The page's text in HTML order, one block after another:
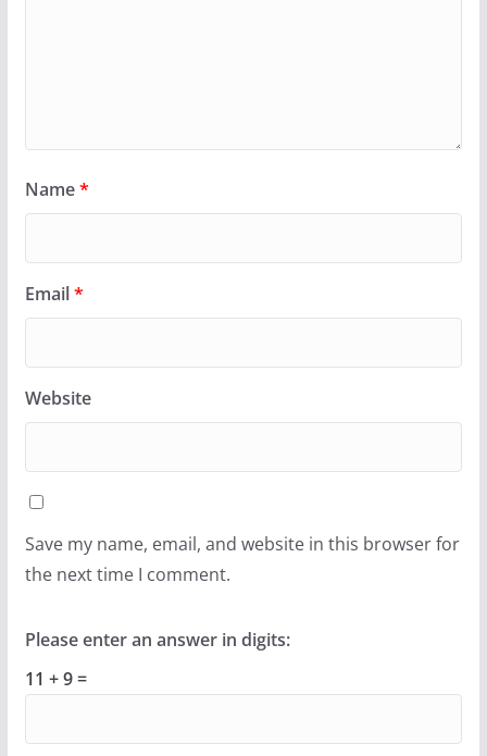
Name*
Email*
Website
Save my name, email, and website in this browser for
the next time I comment.
Please enter an answer in digits:
11 + 9 =